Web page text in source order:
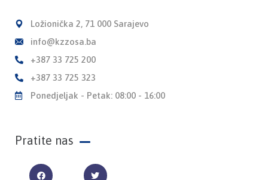
Ložionička 2, 71 000 Sarajevo
info@kzzosa.ba
+387 33 725 200
+387 33 725 323
Ponedjeljak - Petak: 08:00 - 16:00
Pratite nas